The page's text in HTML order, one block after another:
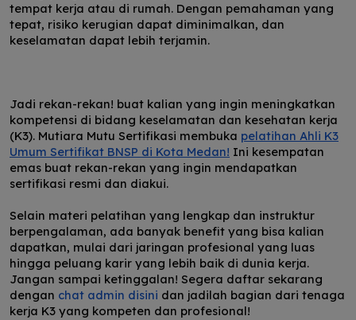
tempat kerja atau di rumah. Dengan pemahaman yang
tepat, risiko kerugian dapat diminimalkan, dan
keselamatan dapat lebih terjamin.
Jadi rekan-rekan! buat kalian yang ingin meningkatkan
kompetensi di bidang keselamatan dan kesehatan kerja
(K3). Mutiara Mutu Sertifikasi membuka pelatihan Ahli K3
Umum Sertifikat BNSP di Kota Medan! Ini kesempatan
emas buat rekan-rekan yang ingin mendapatkan
sertifikasi resmi dan diakui.
Selain materi pelatihan yang lengkap dan instruktur
berpengalaman, ada banyak benefit yang bisa kalian
dapatkan, mulai dari jaringan profesional yang luas
hingga peluang karir yang lebih baik di dunia kerja.
Jangan sampai ketinggalan! Segera daftar sekarang
dengan chat admin disini dan jadilah bagian dari tenaga
kerja K3 yang kompeten dan profesional!